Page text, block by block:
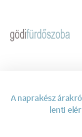
A naprakész
lenti